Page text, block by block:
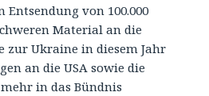
von 100.000
Material an die
zur Ukraine in diesem Jahr
an die USA sowie die
in das Bündnis